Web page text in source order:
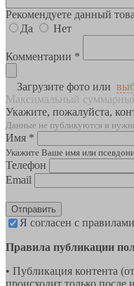
Рекомендуете данный
Да
Нет
Комментарии *
Загрузите фото или
Максимальный
Укажите, пожалуйста,
Данные не публикуются и
Имя *
Укажите Ваше имя или
Телефон
Email
Отправить
Я согласен с
Правила публикации
• Публикация контента
происходит только после